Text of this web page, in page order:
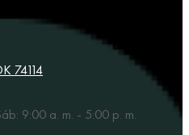
74114
9:00 a. m. - 5:00 p. m.